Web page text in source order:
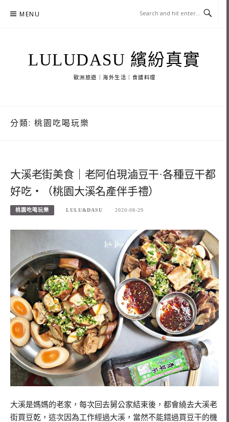
MENU
LULUDASU 繽紛真實
歐洲旅遊｜海外生活｜食譜料理
分類: 桃園吃喝玩樂
大溪老街美食｜老阿伯現滷豆干·各種豆干都
好吃・（桃園大溪名產伴手禮）
桃園吃喝玩樂 LULU&DASU 2020-08-29
大溪是媽媽的老家，每次回去舅公家結束後，都會繞去大溪老
街買豆乾，這次因為工作經過大溪，當然不能錯過買豆干的機